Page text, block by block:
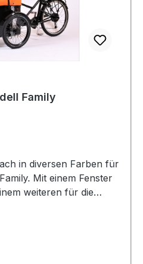
Family
in diversen Farben für
Mit einem Fenster
weiteren für die